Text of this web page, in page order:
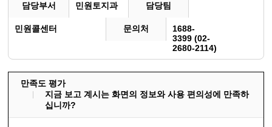
담당부서 민원토지과 담당팀
민원콜센터 문의처
1688-
3399 (02-
2680-2114)
만족도 평가
지금 보고 계시는 화면의 정보와 사용 편의성에 만족하
십니까?